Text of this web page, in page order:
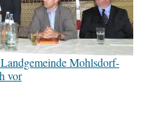
Mohlsdorf-
vor